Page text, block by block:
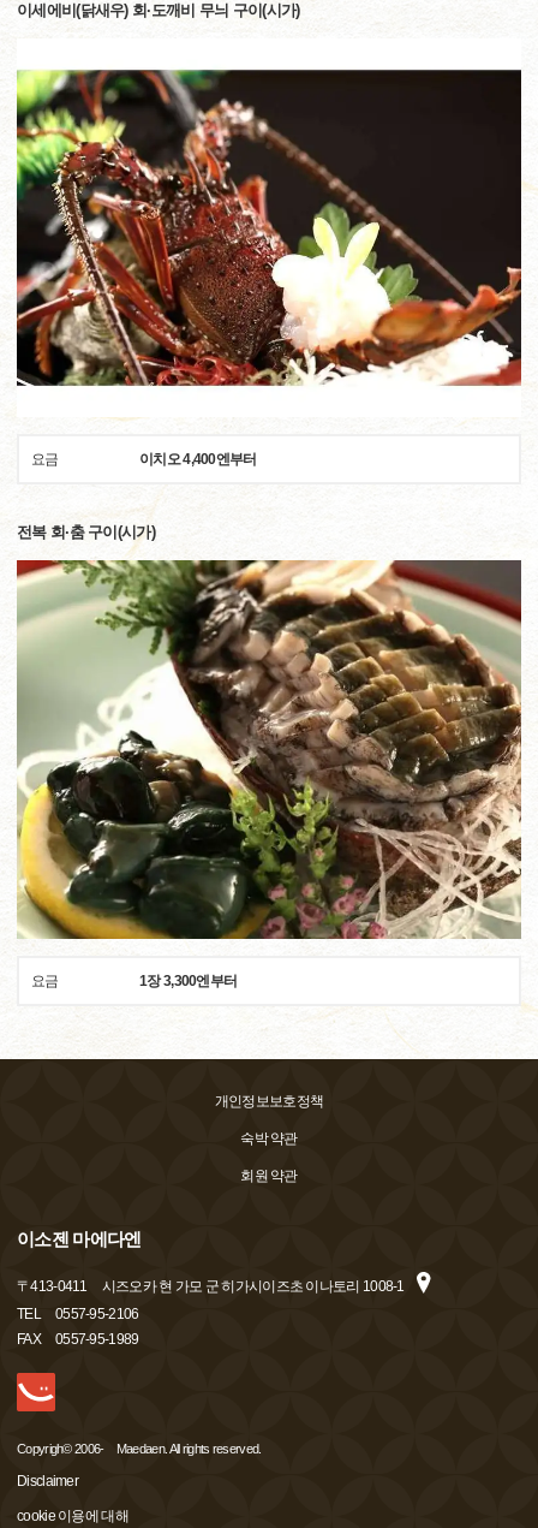
이세에비(닭새우) 회·도깨비 무늬 구이(시가)
요금 이치오 4,400엔부터
전복 회·춤 구이(시가)
요금 1장 3,300엔부터
개인정보보호정책
숙박 약관
회원 약관
이소젠 마에다엔
〒413-0411
시즈오카 현 가모 군 히가시이즈초 이나토리 1008-1
TEL
0557-95-2106
FAX
0557-95-1989
Copyrigh© 2006- Maedaen. All rights reserved.
Disclaimer
cookie 이용에 대해